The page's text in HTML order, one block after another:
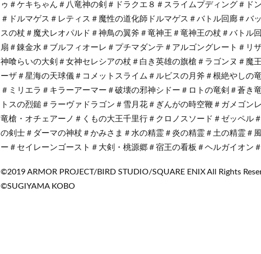
ゥ＃ケキちゃん＃八竜神の剣＃ドラクエ８＃スライムプディング＃ド
＃ドルマゲス＃レティス＃魔性の道化師ドルマゲス＃バトル回廊＃バ
スの杖＃魔犬レオパルド＃神鳥の翼斧＃竜神王＃竜神王の杖＃バトル
扇＃錬金水＃ブルフィオーレ＃プチマダンテ＃アルゴングレート＃リ
神喰らいの大剣＃女神セレシアの杖＃白き英雄の旗槍＃ラゴンヌ＃魔
ーザ＃星海の天球儀＃コメットスライム＃ルビスの月斧＃根絶やしの
＃ミリエラ＃キラーアーマー＃破壊の邪神シドー＃ロトの竜剣＃蒼き
トスの烈鎚＃ラーヴァドラゴン＃雪月花＃ぎんがの時空鞭＃ガメゴン
竜槍・オチェアーノ＃くもの大王千里行＃クロノスソード＃ゼッペル
の剣士＃ダーマの神杖＃かみさま＃水の精霊＃炎の精霊＃土の精霊＃
ー＃セイレーンゴースト＃大剣・桃源郷＃宿王の看板＃ヘルガイオン
©2019 ARMOR PROJECT/BIRD STUDIO/SQUARE ENIX All Rights
©SUGIYAMA KOBO